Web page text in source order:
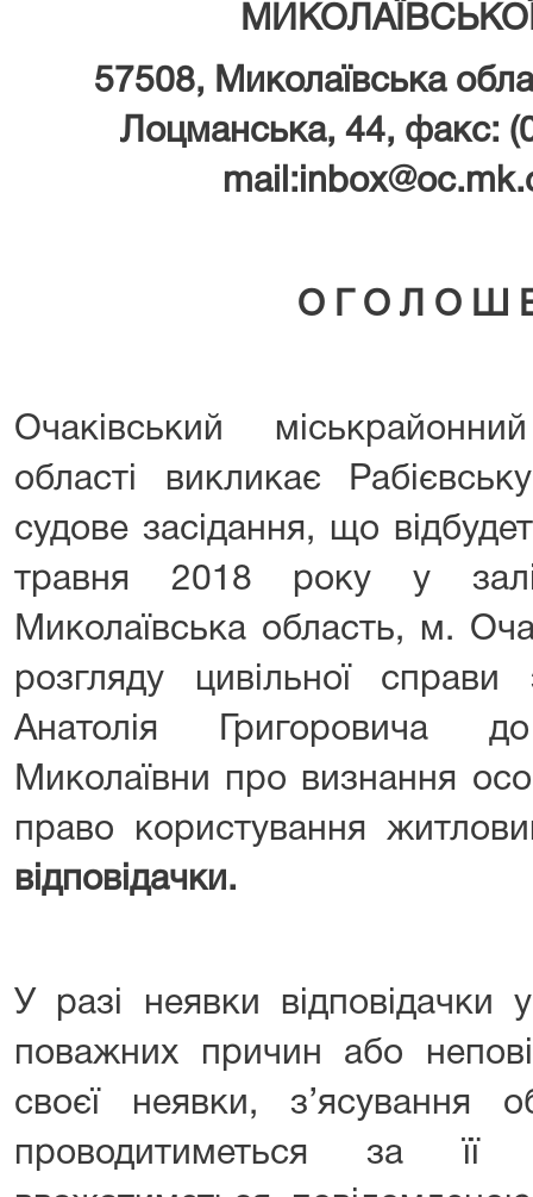
57508, Миколаївська
Лоцманська, 44, факс:
mail:inbox@oc.mk.
О Г О Л О Ш
Очаківський
області викликає
судове засідання, що
травня 2018 року у
Миколаївська область, м.
розгляду цивільної
Анатолія Григоровича
Миколаївни про визнання
право користування
відповідачки.
У разі неявки відповідачки
поважних причин або
своєї неявки, з’ясування
проводитиметься за її